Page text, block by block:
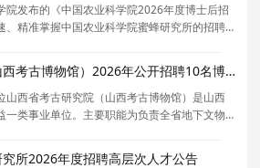
院发布的《中国农业科学院2026年度博士后招
、精准掌握中国农业科学院蜜蜂研究所的招聘
科学院蜜蜂研究所的岗位信息与报考要点单独
信息完整且准确，请同
山西省考古研究院（山西考古博物馆）2026年公开招聘10名博士研究生公告
山西省考古研究院（山西考古博物馆）是山西
一类事业单位。主要职能为负责全省地下文物
护和研究工作，承担中华五千年文明实证、
点课题研究等。集考古科
所2026年度招聘高层次人才公告